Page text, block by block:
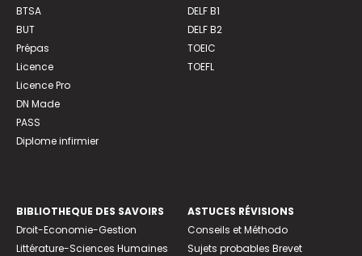
BTSA
BUT
Prépas
Licence
Licence Pro
DN Made
PASS
Diplome infirmier
DELF B1
DELF B2
TOEIC
TOEFL
BIBLIOTHEQUE DES SAVOIRS
Droit-Economie-Gestion
Littérature-Sciences Humaines
ASTUCES RÉVISIONS
Conseils et Méthodo
Sujets probables Brevet